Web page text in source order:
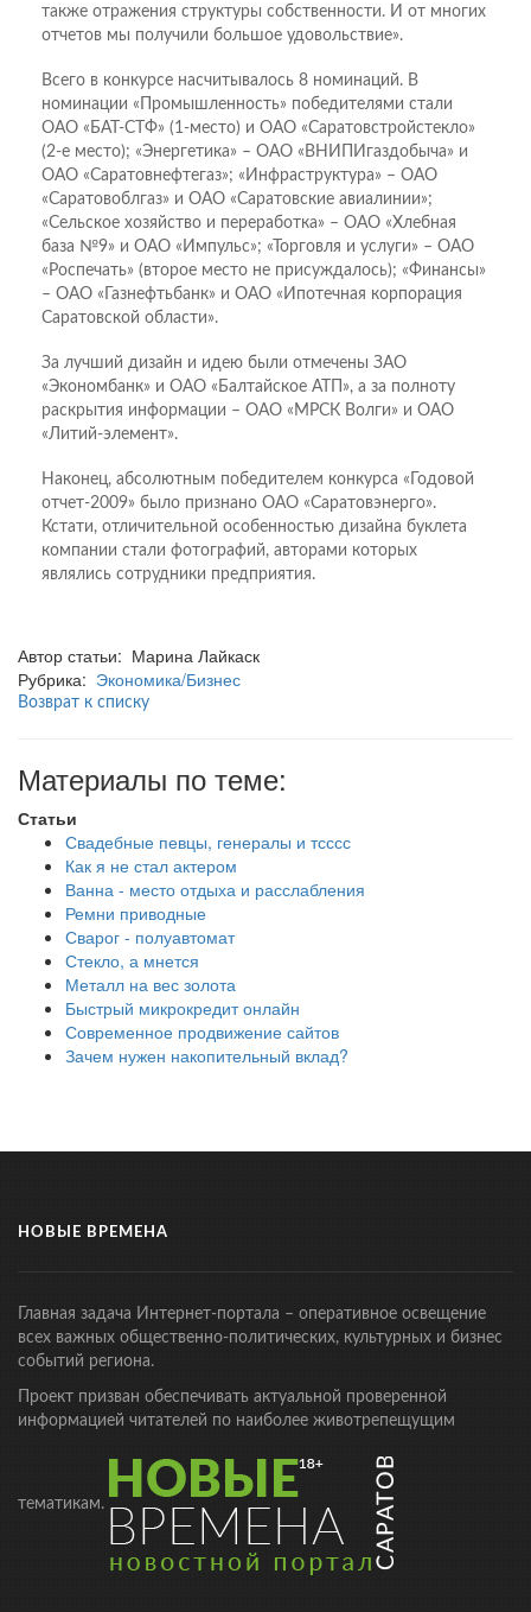
также отражения структуры собственности. И от многих
отчетов мы получили большое удовольствие».
Всего в конкурсе насчитывалось 8 номинаций. В
номинации «Промышленность» победителями стали
ОАО «БАТ-СТФ» (1-место) и ОАО «Саратовстройстекло»
(2-е место); «Энергетика» – ОАО «ВНИПИгаздобыча» и
ОАО «Саратовнефтегаз»; «Инфраструктура» – ОАО
«Саратовоблгаз» и ОАО «Саратовские авиалинии»;
«Сельское хозяйство и переработка» – ОАО «Хлебная
база №9» и ОАО «Импульс»; «Торговля и услуги» – ОАО
«Роспечать» (второе место не присуждалось); «Финансы»
– ОАО «Газнефтьбанк» и ОАО «Ипотечная корпорация
Саратовской области».
За лучший дизайн и идею были отмечены ЗАО
«Экономбанк» и ОАО «Балтайское АТП», а за полноту
раскрытия информации – ОАО «МРСК Волги» и ОАО
«Литий-элемент».
Наконец, абсолютным победителем конкурса «Годовой
отчет-2009» было признано ОАО «Саратовэнерго».
Кстати, отличительной особенностью дизайна буклета
компании стали фотографий, авторами которых
являлись сотрудники предприятия.
Автор статьи: Марина Лайкаск
Рубрика: Экономика/Бизнес
Возврат к списку
Материалы по теме:
Статьи
Свадебные певцы, генералы и тсссс
Как я не стал актером
Ванна - место отдыха и расслабления
Ремни приводные
Сварог - полуавтомат
Стекло, а мнется
Металл на вес золота
Быстрый микрокредит онлайн
Современное продвижение сайтов
Зачем нужен накопительный вклад?
НОВЫЕ ВРЕМЕНА
Главная задача Интернет-портала – оперативное освещение
всех важных общественно-политических, культурных и бизнес
событий региона.
Проект призван обеспечивать актуальной проверенной
информацией читателей по наиболее животрепещущим
тематикам.